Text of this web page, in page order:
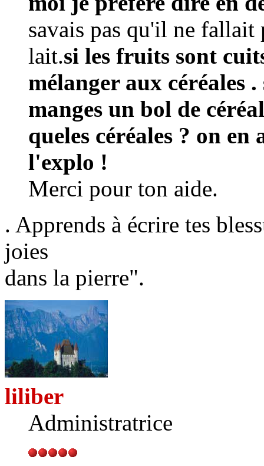
savais pas qu'il ne fallait
lait.si les fruits sont
mélanger aux céréales .
manges un bol de
queles céréales ? on en
l'explo !
Merci pour ton aide.
. Apprends à écrire tes
joies
dans la pierre".
liliber
Administratrice